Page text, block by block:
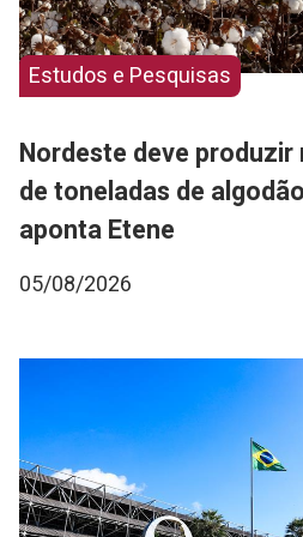
Estudos e Pesquisas
Nordeste deve produzir
de toneladas de
aponta Etene
05/08/2026